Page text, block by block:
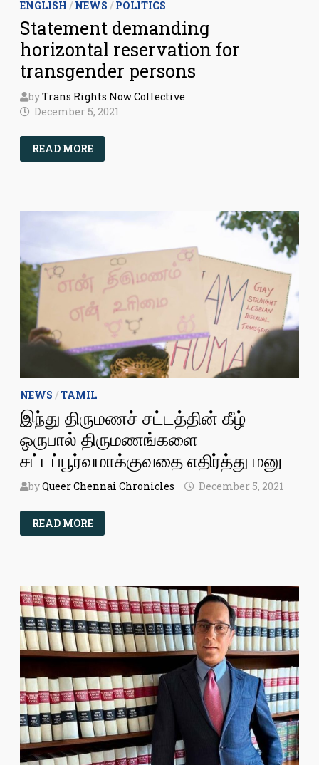
ENGLISH /NEWS /POLITICS
Statement demanding
horizontal reservation for
transgender persons
byTrans Rights Now Collective
December 5, 2021
STATEMENT
DEMANDING
HORIZONTAL
READ MORE
NEWS /TAMIL
இந்து திருமணச் சட்டத்தின் கீழ்
ஒருபால் திருமணங்களை
சட்டப்பூர்வமாக்குவதை எதிர்த்து மனு
byQueer Chennai Chronicles December 5, 2021
இந்து
திருமணச்
சட்டத்தின்
எதிர்த்து
மனு
READ MORE